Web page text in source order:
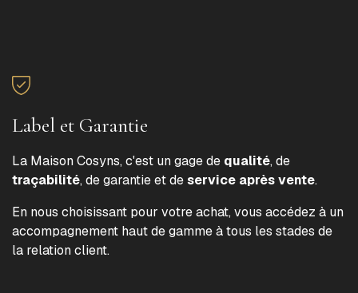
Label et Garantie
La Maison Cosyns, c'est un gage de qualité, de
traçabilité, de garantie et deservice après vente.
En nous choisissant pour votre achat, vous accédez à un
accompagnement haut de gamme à tous les stades de
la relation client.